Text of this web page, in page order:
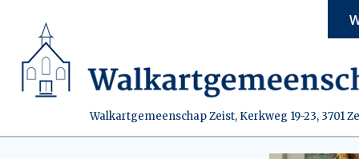
Walkartgemeenschap Zeist, Kerkweg 19-23, 3701